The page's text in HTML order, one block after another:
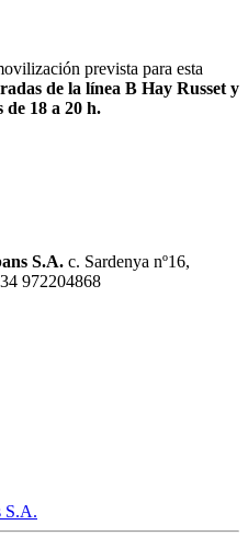
prevista para esta
de la línea B Hay Russet y
de 18 a 20 h.
S.A. c. Sardenya nº16,
972204868